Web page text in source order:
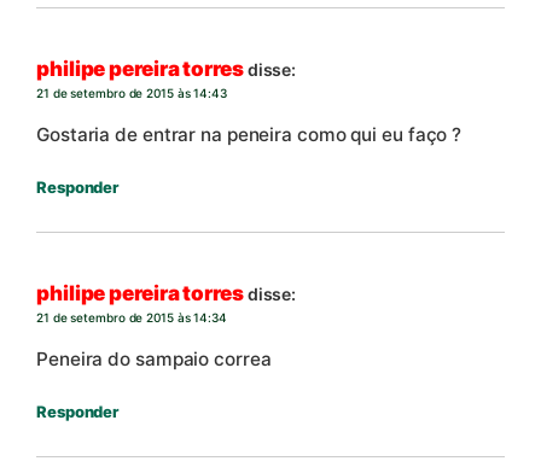
philipe pereira torresdisse:
21 de setembro de 2015 às 14:43
Gostaria de entrar na peneira como qui eu faço ?
Responder
philipe pereira torresdisse:
21 de setembro de 2015 às 14:34
Peneira do sampaio correa
Responder